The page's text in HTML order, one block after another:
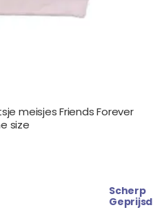
meisjes Friends Forever
size
Scherp
Geprijsd